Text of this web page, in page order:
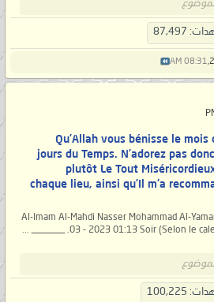
87,497
08:31 AM
Qu’Allah vous bénisse le
jours du Temps. N’adorez pas
plutôt Le Tout
chaque lieu, ainsi qu’Il m'a
Al-Imam Al-Mahdi Nasser Mohammad Al-
03 - 2023 01:13 Soir (Selon le
100,225